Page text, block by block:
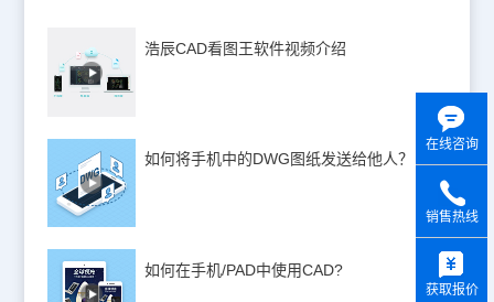
浩辰CAD看图王软件视频介绍
如何将手机中的DWG图纸发送给他人？
如何在手机/PAD中使用CAD?
在线咨询
销售热线
获取报价